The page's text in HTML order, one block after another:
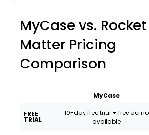
MyCase vs. Rocket
Matter Pricing
Comparison
MyCase
FREE
TRIAL
10-day free trial + free demo
available